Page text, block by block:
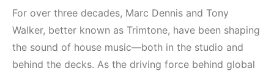
For over three decades, Marc Dennis and Tony
Walker, better known as Trimtone, have been shaping
the sound of house music—both in the studio and
behind the decks. As the driving force behind global